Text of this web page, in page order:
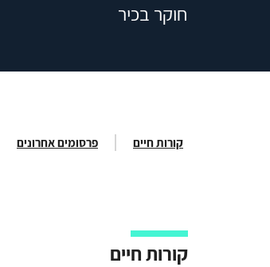
חוקר בכיר
קורות חיים פרסומים אחרונים
קורות חיים